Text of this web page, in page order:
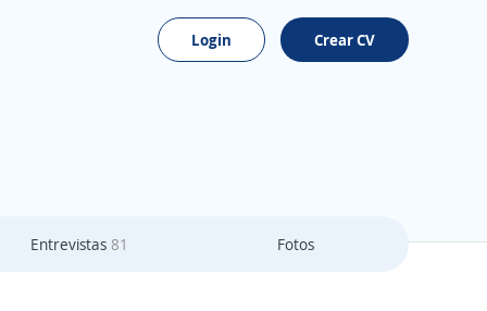
Login Crear CV
Entrevistas81 Fotos